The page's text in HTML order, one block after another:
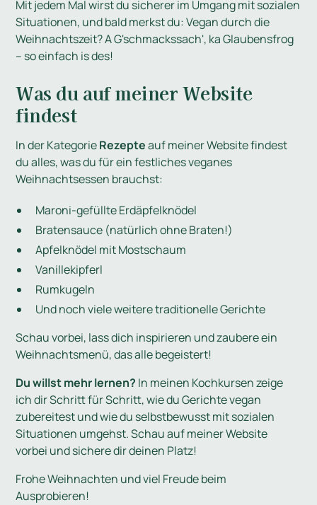
Mit jedem Mal wirst du sicherer im Umgang mit sozialen
Situationen, und bald merkst du: Vegan durch die
Weihnachtszeit? A G'schmackssach', ka Glaubensfrog
– so einfach is des!
Was du auf meiner Website
findest
In der KategorieRezepteauf meiner Website findest
du alles, was du für ein festliches veganes
Weihnachtsessen brauchst:
Maroni-gefüllte Erdäpfelknödel
Bratensauce (natürlich ohne Braten!)
Apfelknödel mit Mostschaum
Vanillekipferl
Rumkugeln
Und noch viele weitere traditionelle Gerichte
Schau vorbei, lass dich inspirieren und zaubere ein
Weihnachtsmenü, das alle begeistert!
Du willst mehr lernen? In meinen Kochkursen zeige
ich dir Schritt für Schritt, wie du Gerichte vegan
zubereitest und wie du selbstbewusst mit sozialen
Situationen umgehst. Schau auf meiner Website
vorbei und sichere dir deinen Platz!
Frohe Weihnachten und viel Freude beim
Ausprobieren!